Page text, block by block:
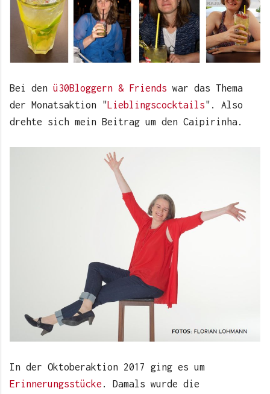
Bei den ü30Bloggern & Friends war das Thema
der Monatsaktion "Lieblingscocktails". Also
drehte sich mein Beitrag um den Caipirinha.
In der Oktoberaktion 2017 ging es um
Erinnerungsstücke . Damals wurde die